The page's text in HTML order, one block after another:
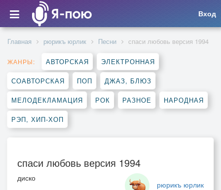
Вход
Главная рюрикъ юрлик Песни спаси любовь версия 1994
ЖАНРЫ: АВТОРСКАЯ ЭЛЕКТРОННАЯ
СОАВТОРСКАЯ ПОП ДЖАЗ, БЛЮЗ
МЕЛОДЕКЛАМАЦИЯ РОК РАЗНОЕ НАРОДНАЯ
РЭП, ХИП-ХОП
спаси любовь версия 1994
рюрикъ юрлик
диско